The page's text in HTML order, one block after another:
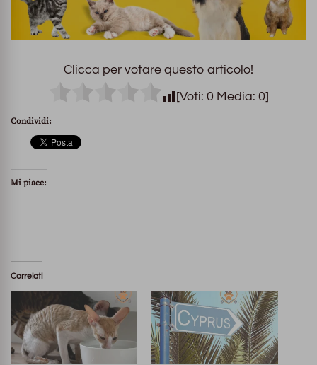
Clicca per votare questo articolo!
[Voti: 0 Media: 0]
Condividi:
Mi piace:
Correlati